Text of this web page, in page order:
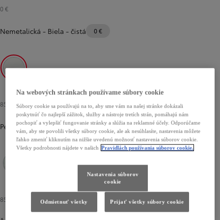
0 €
Nemetalická - Biela - čistá 0 €
850 €
Perleťová
850 €
Na webových stránkach používame súbory cookie
Súbory cookie sa používajú na to, aby sme vám na našej stránke dokázali
poskytnúť čo najlepší zážitok, služby a nástroje tretích strán, pomáhajú nám
pochopiť a vylepšiť fungovanie stránky a slúžia na reklamné účely. Odporúčame
vám, aby ste povolili všetky súbory cookie, ale ak nesúhlasíte, nastavenia môžete
ľahko zmeniť kliknutím na nižšie uvedenú možnosť nastavenia súborov cookie.
Všetky podrobnosti nájdete v našich Pravidlách používania súborov cookie.
Nastavenia súborov
cookie
Odmietnuť všetky Prijať všetky súbory cookie